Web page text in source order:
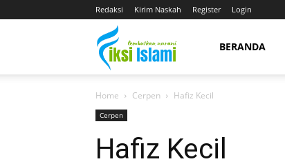
Redaksi Kirim Naskah Register Login
fiksiislami.com
BERANDA
Home Cerpen Hafiz Kecil
Cerpen
Hafiz Kecil